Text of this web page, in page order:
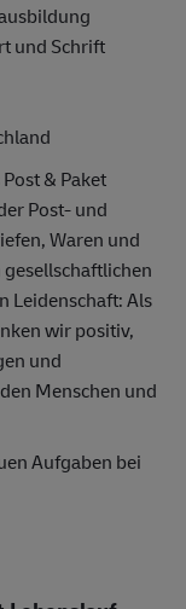
und Schrift
& Paket
Post- und
Waren und
Leidenschaft: Als
wir positiv,
und
Menschen und
Aufgaben bei